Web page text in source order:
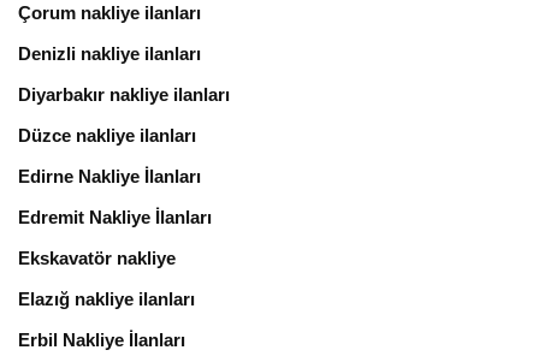
Çorum nakliye ilanları
Denizli nakliye ilanları
Diyarbakır nakliye ilanları
Düzce nakliye ilanları
Edirne Nakliye İlanları
Edremit Nakliye İlanları
Ekskavatör nakliye
Elazığ nakliye ilanları
Erbil Nakliye İlanları